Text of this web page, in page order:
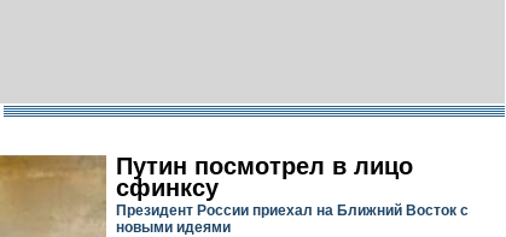
Путин посмотрел в лицо
сфинксу
Президент России приехал на Ближний Восток с
новыми идеями